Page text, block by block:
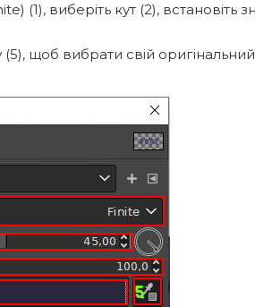
(1), виберіть кут (2), встановіть
щоб вибрати свій оригінальний